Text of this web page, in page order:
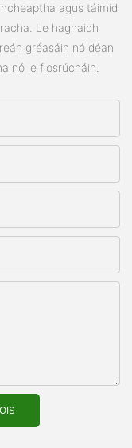
agus táimid
Le haghaidh
gréasáin nó déan
nó le fiosrúcháin.